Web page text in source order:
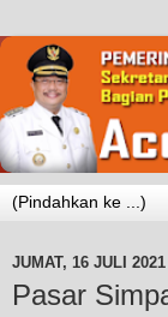
JUMAT, 16 JULI 2021
Pasar